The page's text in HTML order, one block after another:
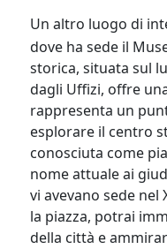
Un altro luogo di
dove ha sede il
storica, situata sul
dagli Uffizi, offre
rappresenta un
esplorare il centro
conosciuta come
nome attuale ai
vi avevano sede nel
la piazza, potrai
della città e